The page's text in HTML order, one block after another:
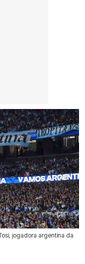
jogadora argentina da